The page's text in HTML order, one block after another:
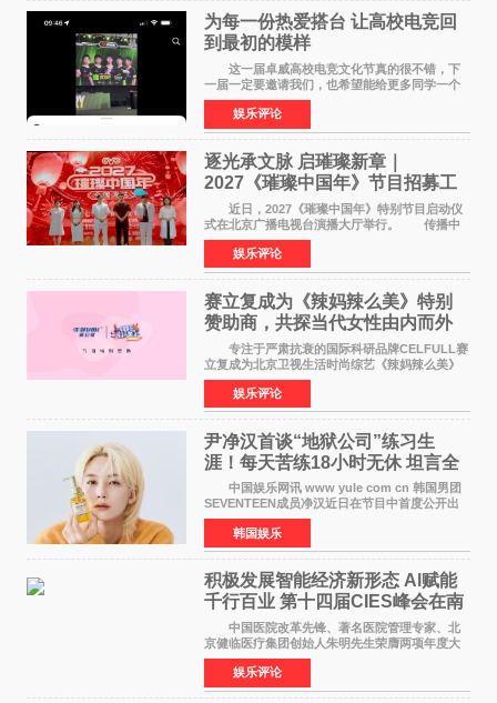
为每一份热爱搭台 让高校电竞回
到最初的模样
这一届卓威高校电竞文化节真的很不错，下
一届一定要邀请我们，也希望能给更多同学一个
来到现场的机会。 2026卓威高校电竞文化节
已经落下帷幕，在活动结束后，仍有不少高校电
竞社负责人和现
娱乐评论
逐光承文脉 启璀璨新章｜
2027《璀璨中国年》节目招募工
作圆满启动
近日，2027《璀璨中国年》特别节目启动仪
式在北京广播电视台演播大厅举行。 传播中
华优秀传统文化，弘扬纯正国风艺术，打造高规
格、高质感、正能量的文艺盛典，是璀璨中国年
矢志不渝的初心
娱乐评论
赛立复成为《辣妈辣么美》特别
赞助商，共探当代女性由内而外
活力美
专注于严肃抗衰的国际科研品牌CELFULL赛
立复成为北京卫视生活时尚综艺《辣妈辣么美》
的特别赞助商,明星辣妈袁咏仪倾情参与，向广大
都市女性传递健康生活新主张，寄语当代女性在
家庭与自我之间
娱乐评论
尹净汉首谈“地狱公司”练习生
涯！每天苦练18小时无休 坦言全
靠成员撑过来
中国娱乐网讯 www yule com cn 韩国男团
SEVENTEEN成员净汉近日在节目中首度公开出
道前的残酷练习生经历，并提及经纪公司Pledis
娱乐，引发广泛关注。 在8月2日播出的日本
TBS综艺节目《周
韩国娱乐
积极发展智能经济新形态 Al赋能
千行百业 第十四届CIES峰会在南
京盛大召开
中国医院改革先锋、著名医院管理专家、北
京健临医疗集团创始人朱明先生荣膺两项年度大
奖 2026年7月31日，盛夏金陵，长江之畔，
以重落地·真务实·强链接为主题的2026&lsquo;人
工智能+&rsquo
娱乐评论